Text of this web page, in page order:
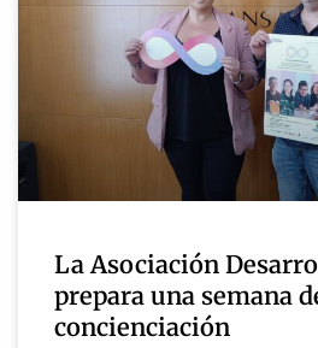
La Asociación
prepara una semana
concienciación